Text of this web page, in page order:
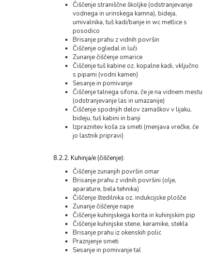
Čiščenje straniščne školjke (odstranjevanje
vodnega in urinskega kamna), bideja,
umivalnika, tuš kadi/banje in wc metlice s
posodico
Brisanje prahu z vidnih površin
Čiščenje ogledal in luči
Zunanje čiščenje omarice
Čiščenje tuš kabine oz. kopalne kadi, vključno
s pipami (vodni kamen)
Sesanje in pomivanje
Čiščenje talnega sifona, če je na vidnem mestu
(odstranjevanje las in umazanije)
Čiščenje spodnjih delov zamaškov v lijaku,
bideju, tuš kabini in banji
Izpraznitev koša za smeti (menjava vrečke, če
jo lastnik pripravi)
8.2.2. Kuhinja/e (čiščenje):
Čiščenje zunanjih površin omar
Brisanje prahu z vidnih površini (olje,
aparature, bela tehnika)
Čiščenje štedilnika oz. indukcijske plošče
Zunanje čiščenje nape
Čiščenje kuhinjskega korita in kuhinjskim pip
Čiščenje kuhinjske stene, keramike, stekla
Brisanje prahu iz okenskih polic
Praznjenje smeti
Sesanje in pomivanje tal